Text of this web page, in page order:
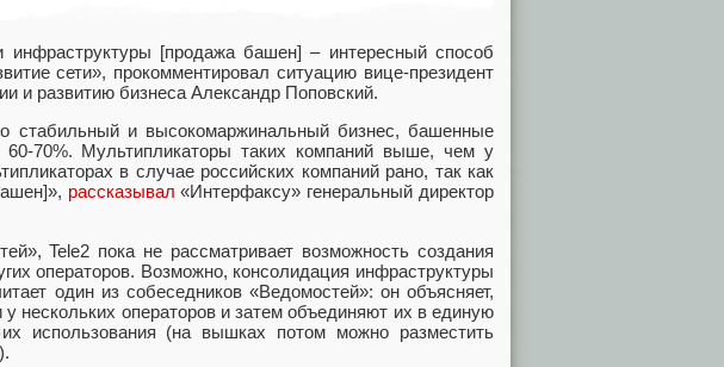
инфраструктуры [продажа башен] – интересный способ
сети», прокомментировал ситуацию вице-президент
и развитию бизнеса Александр Поповский.
стабильный и высокомаржинальный бизнес, башенные
70%. Мультипликаторы таких компаний выше, чем у
в случае российских компаний рано, так как
рассказывал «Интерфаксу» генеральный директор
Tele2 пока не рассматривает возможность создания
операторов. Возможно, консолидация инфраструктуры
один из собеседников «Ведомостей»: он объясняет,
нескольких операторов и затем объединяют их в единую
использования (на вышках потом можно разместить